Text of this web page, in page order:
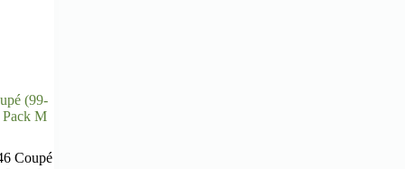
(99-
M
Coupé